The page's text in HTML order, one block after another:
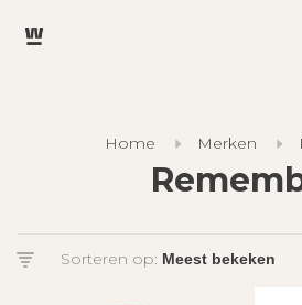
Home Merken
Sorteren op: